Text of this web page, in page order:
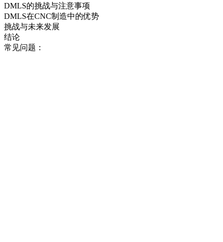
DMLS的挑战与注意事项
DMLS在CNC制造中的优势
挑战与未来发展
结论
常见问题：